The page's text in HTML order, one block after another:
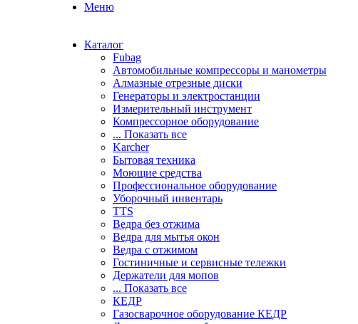
Меню
Каталог
Fubag
Автомобильные компрессоры и манометры
Алмазные отрезные диски
Генераторы и электростанции
Измерительный инструмент
Компрессорное оборудование
... Показать все
Karcher
Бытовая техника
Моющие средства
Профессиональное оборудование
Уборочный инвентарь
TTS
Ведра без отжима
Ведра для мытья окон
Ведра с отжимом
Гостиничные и сервисные тележки
Держатели для мопов
... Показать все
КЕДР
Газосварочное оборудование КЕДР